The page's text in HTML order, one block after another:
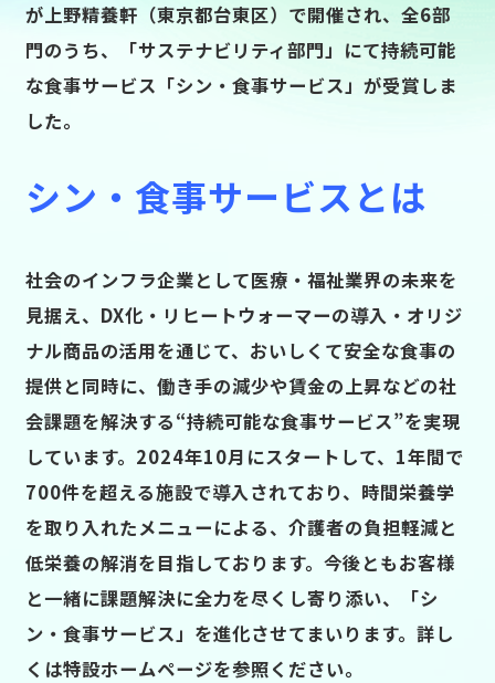
が上野精養軒（東京都台東区）で開催され、全6部
門のうち、「サステナビリティ部門」にて持続可能
な食事サービス「シン・食事サービス」が受賞しま
した。
シン・食事サービスとは
社会のインフラ企業として医療・福祉業界の未来を
見据え、DX化・リヒートウォーマーの導入・オリジ
ナル商品の活用を通じて、おいしくて安全な食事の
提供と同時に、働き手の減少や賃金の上昇などの社
会課題を解決する“持続可能な食事サービス”を実現
しています。2024年10月にスタートして、1年間で
700件を超える施設で導入されており、時間栄養学
を取り入れたメニューによる、介護者の負担軽減と
低栄養の解消を目指しております。今後ともお客様
と一緒に課題解決に全力を尽くし寄り添い、「シ
ン・食事サービス」を進化させてまいります。詳し
くは特設ホームページを参照ください。